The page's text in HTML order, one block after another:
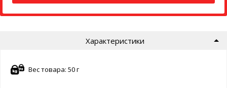
Характеристики
Вес товара: 50 г